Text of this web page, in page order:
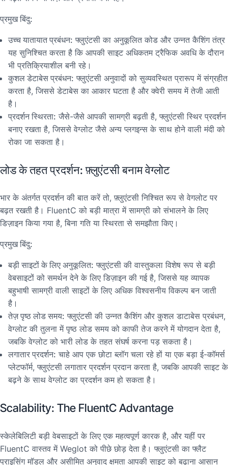
प्रमुख बिंदु:
उच्च यातायात प्रबंधन: फ्लुएंटसी का अनुकूलित कोड और उन्नत कैशिंग तंत्र
यह सुनिश्चित करता है कि आपकी साइट अधिकतम ट्रैफिक अवधि के दौरान
भी प्रतिक्रियाशील बनी रहे।
कुशल डेटाबेस प्रबंधन: फ्लुएंटसी अनुवादों को सुव्यवस्थित प्रारूप में संग्रहीत
करता है, जिससे डेटाबेस का आकार घटता है और क्वेरी समय में तेजी आती
है।
प्रदर्शन स्थिरता: जैसे-जैसे आपकी सामग्री बढ़ती है, फ्लुएंटसी स्थिर प्रदर्शन
बनाए रखता है, जिससे वेग्लोट जैसे अन्य प्लगइन्स के साथ होने वाली मंदी को
रोका जा सकता है।
लोड के तहत प्रदर्शन: फ़्लुएंटसी बनाम वेग्लोट
भार के अंतर्गत प्रदर्शन की बात करें तो, फ़्लुएंटसी निश्चित रूप से वेगलोट पर
बढ़त रखती है। FluentC को बड़ी मात्रा में सामग्री को संभालने के लिए
डिज़ाइन किया गया है, बिना गति या स्थिरता से समझौता किए।
प्रमुख बिंदु:
बड़ी साइटों के लिए अनुकूलित: फ्लुएंटसी की वास्तुकला विशेष रूप से बड़ी
वेबसाइटों को समर्थन देने के लिए डिज़ाइन की गई है, जिससे यह व्यापक
बहुभाषी सामग्री वाली साइटों के लिए अधिक विश्वसनीय विकल्प बन जाती
है।
तेज़ पृष्ठ लोड समय: फ्लुएंटसी की उन्नत कैशिंग और कुशल डाटाबेस प्रबंधन,
वेग्लोट की तुलना में पृष्ठ लोड समय को काफी तेज करने में योगदान देता है,
जबकि वेग्लोट को भारी लोड के तहत संघर्ष करना पड़ सकता है।
लगातार प्रदर्शन: चाहे आप एक छोटा ब्लॉग चला रहे हों या एक बड़ा ई-कॉमर्स
प्लेटफॉर्म, फ्लुएंटसी लगातार प्रदर्शन प्रदान करता है, जबकि आपकी साइट के
बढ़ने के साथ वेग्लोट का प्रदर्शन कम हो सकता है।
Scalability: The FluentC Advantage
स्केलेबिलिटी बड़ी वेबसाइटों के लिए एक महत्वपूर्ण कारक है, और यहीं पर
FluentC वास्तव में Weglot को पीछे छोड़ देता है। फ्लुएंटसी का फ्लैट
प्राइसिंग मॉडल और असीमित अनुवाद क्षमता आपकी साइट को बढ़ाना आसान